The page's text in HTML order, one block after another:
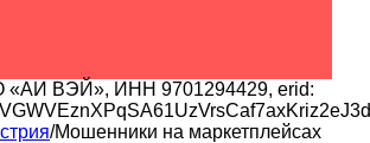
«АИ ВЭЙ», ИНН 9701294429, erid:
/Мошенники на маркетплейсах